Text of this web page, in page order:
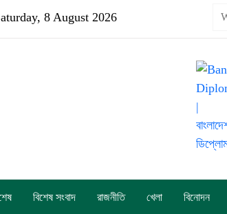
8 August 2026
বিশেষ সংবাদ রাজনীতি খেলা বিনোদন